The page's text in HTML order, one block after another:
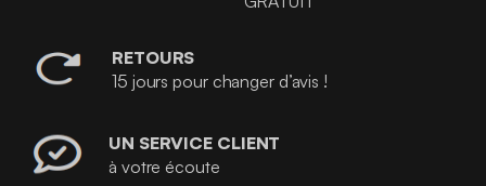
RETOURS
15 jours pour changer d’avis !
UN SERVICE CLIENT
à votre écoute